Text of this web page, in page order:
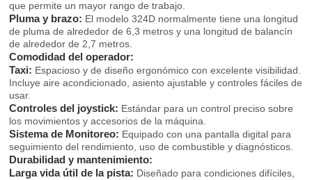
que permite un mayor rango de trabajo.
Pluma y brazo: El modelo 324D normalmente tiene una longitud
de pluma de alrededor de 6,3 metros y una longitud de balancín
de alrededor de 2,7 metros.
Comodidad del operador:
Taxi: Espacioso y de diseño ergonómico con excelente visibilidad.
Incluye aire acondicionado, asiento ajustable y controles fáciles de
usar.
Controles del joystick: Estándar para un control preciso sobre
los movimientos y accesorios de la máquina.
Sistema de Monitoreo: Equipado con una pantalla digital para
seguimiento del rendimiento, uso de combustible y diagnósticos.
Durabilidad y mantenimiento:
Larga vida útil de la pista: Diseñado para condiciones difíciles,